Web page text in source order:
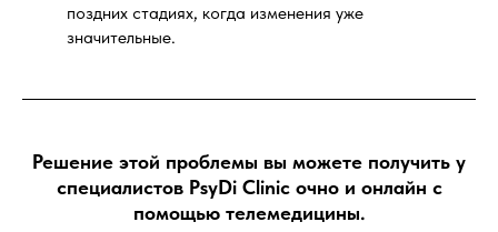
поздних стадиях, когда изменения уже
значительные.
Решение этой проблемы вы можете получить у
специалистов PsyDi Clinic очно и онлайн с
помощью телемедицины.